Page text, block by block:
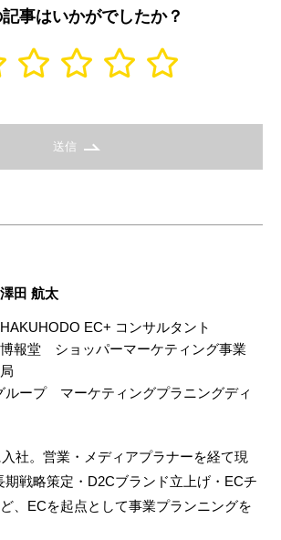
記事はいかがでしたか？
送信
澤田 航太
HAKUHODO EC+ コンサルタント
博報堂 ショッパーマーケティング事業
局
ループ マーケティングプラニングディ
社。営業・メディアプラナーを経て現
期戦略策定・D2Cブランド立上げ・ECチ
、ECを起点として事業プランニングを